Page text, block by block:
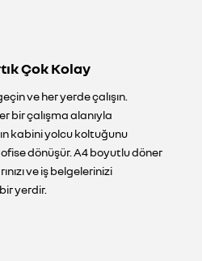
Çok Kolay
ve her yerde çalışın.
bir çalışma alanıyla
kabini yolcu koltuğunu
dönüşür. A4 boyutlu döner
ve iş belgelerinizi
yerdir.